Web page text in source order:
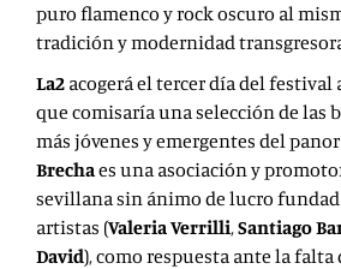
puro flamenco y rock oscuro al
tradición y modernidad
La2 acogerá el tercer día del festival
que comisaría una selección de las
más jóvenes y emergentes del
Brechaes una asociación y
sevillana sin ánimo de lucro
artistas (Valeria Verrilli,Santiago
David), como respuesta ante la falta